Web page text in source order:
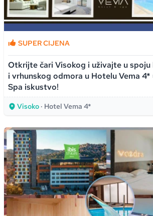
SUPER CIJENA
Otkrijte čari Visokog i uživajte u
i vrhunskog odmora u Hotelu Vema 4*
Spa iskustvo!
Visoko · Hotel Vema 4*